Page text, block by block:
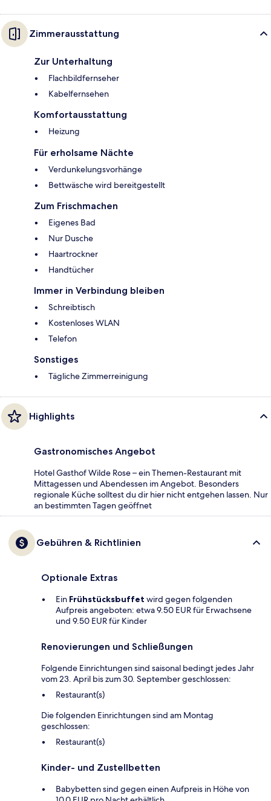
Zimmerausstattung
Zur Unterhaltung
Flachbildfernseher
Kabelfernsehen
Komfortausstattung
Heizung
Für erholsame Nächte
Verdunkelungsvorhänge
Bettwäsche wird bereitgestellt
Zum Frischmachen
Eigenes Bad
Nur Dusche
Haartrockner
Handtücher
Immer in Verbindung bleiben
Schreibtisch
Kostenloses WLAN
Telefon
Sonstiges
Tägliche Zimmerreinigung
Highlights
Gastronomisches Angebot
Hotel Gasthof Wilde Rose – ein Themen-Restaurant mit
Mittagessen und Abendessen im Angebot. Besonders
regionale Küche solltest du dir hier nicht entgehen lassen. Nur
an bestimmten Tagen geöffnet
Gebühren & Richtlinien
Optionale Extras
Ein Frühstücksbuffet wird gegen folgenden
Aufpreis angeboten: etwa 9.50 EUR für Erwachsene
und 9.50 EUR für Kinder
Renovierungen und Schließungen
Folgende Einrichtungen sind saisonal bedingt jedes Jahr
vom 23. April bis zum 30. September geschlossen:
Restaurant(s)
Die folgenden Einrichtungen sind am Montag
geschlossen:
Restaurant(s)
Kinder- und Zustellbetten
Babybetten sind gegen einen Aufpreis in Höhe von